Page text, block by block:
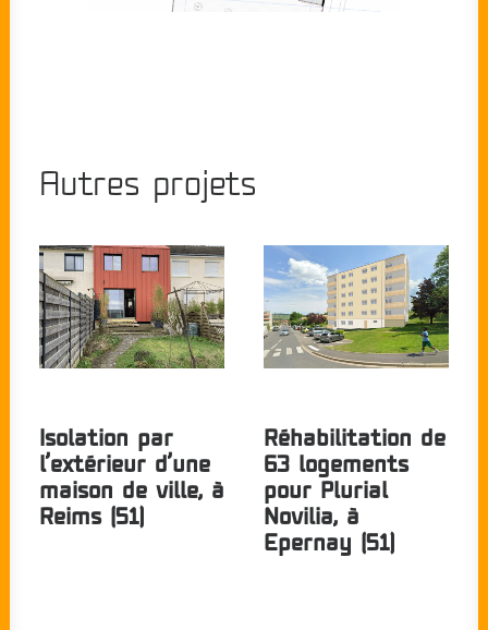
Autres projets
Isolation par
l’extérieur d’une
maison de ville, à
Reims (51)
Réhabilitation de
63 logements
pour Plurial
Novilia, à
Epernay (51)